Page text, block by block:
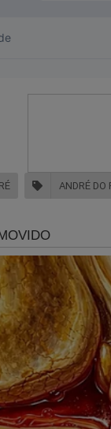
ou
ANDRÉ DO